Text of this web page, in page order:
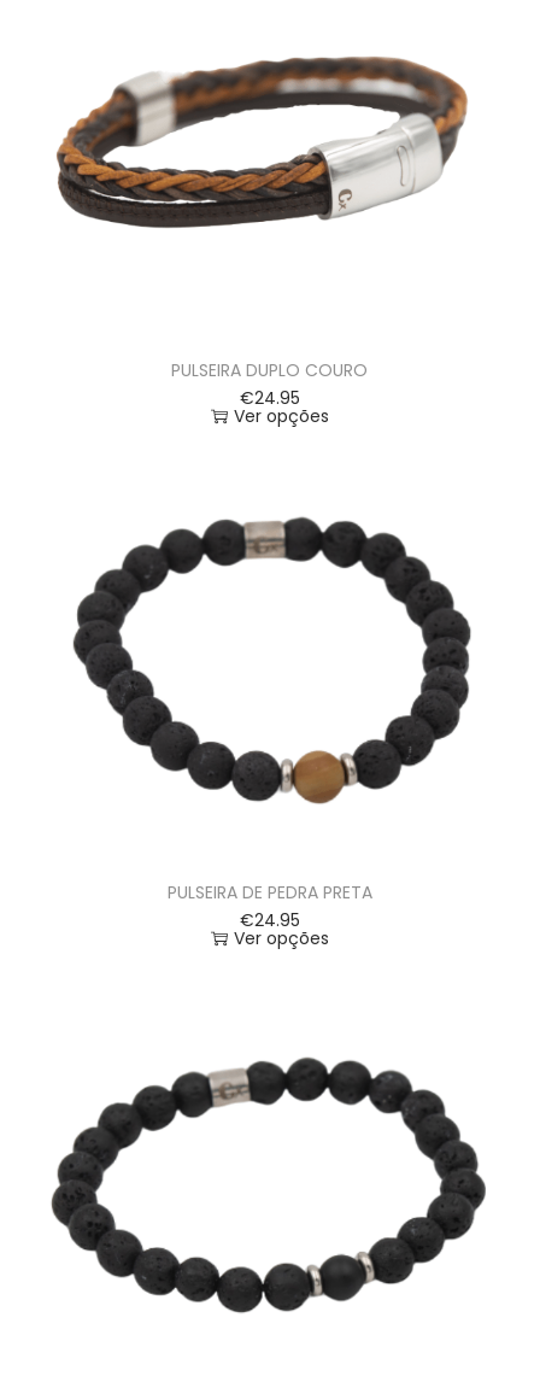
PULSEIRA DUPLO COURO
€24.95
Ver opções
PULSEIRA DE PEDRA PRETA
€24.95
Ver opções